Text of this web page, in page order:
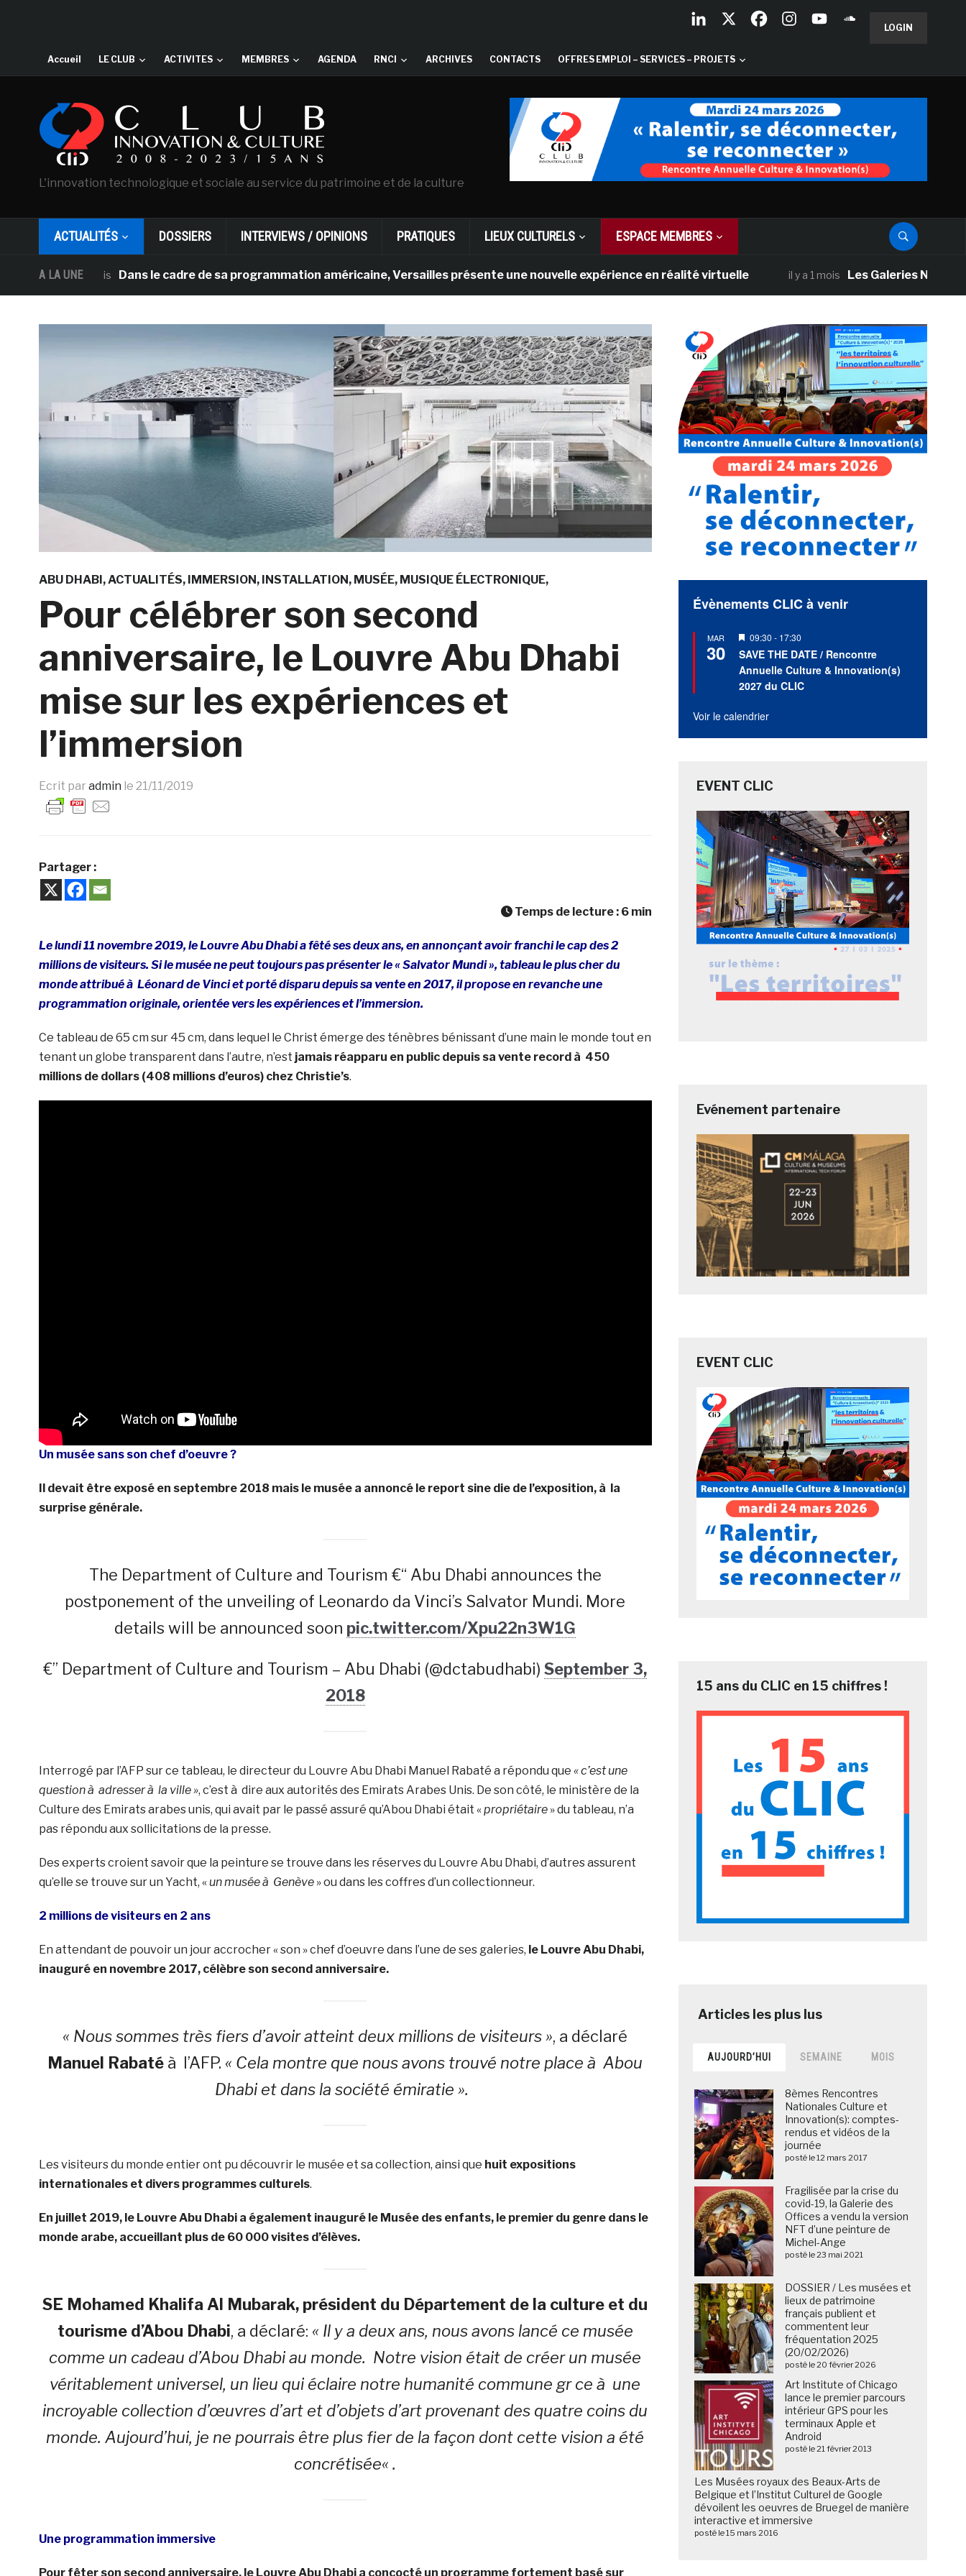
LOGIN
Accueil LE CLUB ACTIVITES MEMBRES AGENDA RNCI ARCHIVES CONTACTS OFFRES EMPLOI – SERVICES – PROJETS
L'innovation technologique et sociale au service du patrimoine et de la culture
ACTUALITÉS DOSSIERS INTERVIEWS / OPINIONS PRATIQUES LIEUX CULTURELS ESPACE MEMBRES
A LA UNEDans le cadre de sa programmation américaine, Versailles présente une nouvelle expérience en réalité virtuelle il y a 1 mois Les Galeries Nationales
ABU DHABI ACTUALITÉS IMMERSION INSTALLATION MUSÉE MUSIQUE ÉLECTRONIQUE
Pour célébrer son second
anniversaire, le Louvre Abu Dhabi
mise sur les expériences et
l’immersion
Ecrit par admin le 21/11/2019
Partager :
Temps de lecture : 6 min
Le lundi 11 novembre 2019, le Louvre Abu Dhabi a fêté ses deux ans, en annonçant avoir franchi le cap des 2
millions de visiteurs. Si le musée ne peut toujours pas présenter le « Salvator Mundi », tableau le plus cher du
monde attribué à Léonard de Vinci et porté disparu depuis sa vente en 2017, il propose en revanche une
programmation originale, orientée vers les expériences et l’immersion.
Ce tableau de 65 cm sur 45 cm, dans lequel le Christ émerge des ténèbres bénissant d’une main le monde tout en
tenant un globe transparent dans l’autre, n’est jamais réapparu en public depuis sa vente record à 450
millions de dollars (408 millions d’euros) chez Christie’s.
Un musée sans son chef d’oeuvre ?
Il devait être exposé en septembre 2018 mais le musée a annoncé le report sine die de l’exposition, à la
surprise générale.
The Department of Culture and Tourism €“ Abu Dhabi announces the
postponement of the unveiling of Leonardo da Vinci’s Salvator Mundi. More
details will be announced soon pic.twitter.com/Xpu22n3W1G
€” Department of Culture and Tourism – Abu Dhabi (@dctabudhabi)September 3,
2018
Interrogé par l’AFP sur ce tableau, le directeur du Louvre Abu Dhabi Manuel Rabaté a répondu que « c’est une
question à adresser à la ville », c’est à dire aux autorités des Emirats Arabes Unis. De son côté, le ministère de la
Culture des Emirats arabes unis, qui avait par le passé assuré qu’Abou Dhabi était «propriétaire» du tableau, n’a
pas répondu aux sollicitations de la presse.
Des experts croient savoir que la peinture se trouve dans les réserves du Louvre Abu Dhabi, d’autres assurent
qu’elle se trouve sur un Yacht, «un musée à Genève» ou dans les coffres d’un collectionneur.
2 millions de visiteurs en 2 ans
En attendant de pouvoir un jour accrocher « son » chef d’oeuvre dans l’une de ses galeries, le Louvre Abu Dhabi,
inauguré en novembre 2017, célèbre son second anniversaire.
« Nous sommes très fiers d’avoir atteint deux millions de visiteurs », a déclaré
Manuel Rabaté à l’AFP. « Cela montre que nous avons trouvé notre place à Abou
Dhabi et dans la société émiratie ».
Les visiteurs du monde entier ont pu découvrir le musée et sa collection, ainsi que huit expositions
internationales et divers programmes culturels.
En juillet 2019, le Louvre Abu Dhabi a également inauguré le Musée des enfants, le premier du genre dans le
monde arabe, accueillant plus de 60 000 visites d’élèves.
SE Mohamed Khalifa Al Mubarak, président du Département de la culture et du
tourisme d’Abou Dhabi, a déclaré: « Il y a deux ans, nous avons lancé ce musée
comme un cadeau d’Abou Dhabi au monde. Notre vision était de créer un musée
véritablement universel, un lieu qui éclaire notre humanité commune gr ce à une
incroyable collection d’œuvres d’art et d’objets d’art provenant des quatre coins du
monde.Aujourd’hui, je ne pourrais être plus fier de la façon dont cette vision a été
concrétisée« .
Une programmation immersive
Pour fêter son second anniversaire, le Louvre Abu Dhabi a concocté un programme fortement basé sur
Évènements CLIC à venir
MAR
30
Mis
en
avant
09:30 - 17:30
SAVE THE DATE / Rencontre
Annuelle Culture & Innovation(s)
2027 du CLIC
Voir le calendrier
EVENT CLIC
Evénement partenaire
EVENT CLIC
15 ans du CLIC en 15 chiffres !
AUJOURD’HUI SEMAINE MOIS
8èmes Rencontres
Nationales Culture et
Innovation(s): comptes-
rendus et vidéos de la
journée
posté le 12 mars 2017
Fragilisée par la crise du
covid-19, la Galerie des
Offices a vendu la version
NFT d’une peinture de
Michel-Ange
posté le 23 mai 2021
DOSSIER / Les musées et
lieux de patrimoine
français publient et
commentent leur
fréquentation 2025
(20/02/2026)
posté le 20 février 2026
Art Institute of Chicago
lance le premier parcours
intérieur GPS pour les
terminaux Apple et
Android
posté le 21 février 2013
Les Musées royaux des Beaux-Arts de
Belgique et l’Institut Culturel de Google
dévoilent les oeuvres de Bruegel de manière
interactive et immersive
posté le 15 mars 2016